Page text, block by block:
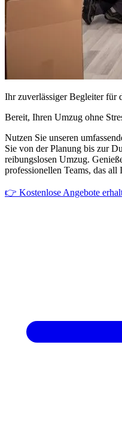
Ihr zuverlässiger Begleiter für
Bereit, Ihren Umzug ohne
Nutzen Sie unseren
Sie von der Planung bis zur
reibungslosen Umzug.
professionellen Teams, das
👉 Kostenlose Angebote